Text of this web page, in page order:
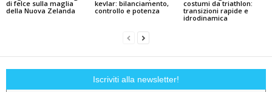
di felce sulla maglia
della Nuova Zelanda
kevlar: bilanciamento,
controllo e potenza
costumi da triathlon:
transizioni rapide e
idrodinamica
Iscriviti alla newsletter!